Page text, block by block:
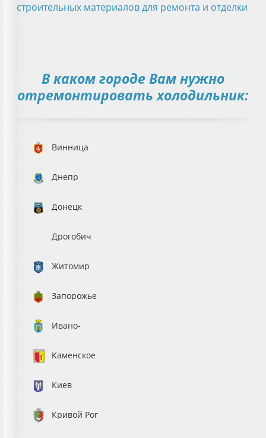
строительных материалов для ремонта и отделки
В каком городе Вам нужно
отремонтировать холодильник:
Винница
Днепр
Донецк
Дрогобич
Житомир
Запорожье
Ивано-
Каменское
Киев
Кривой Рог